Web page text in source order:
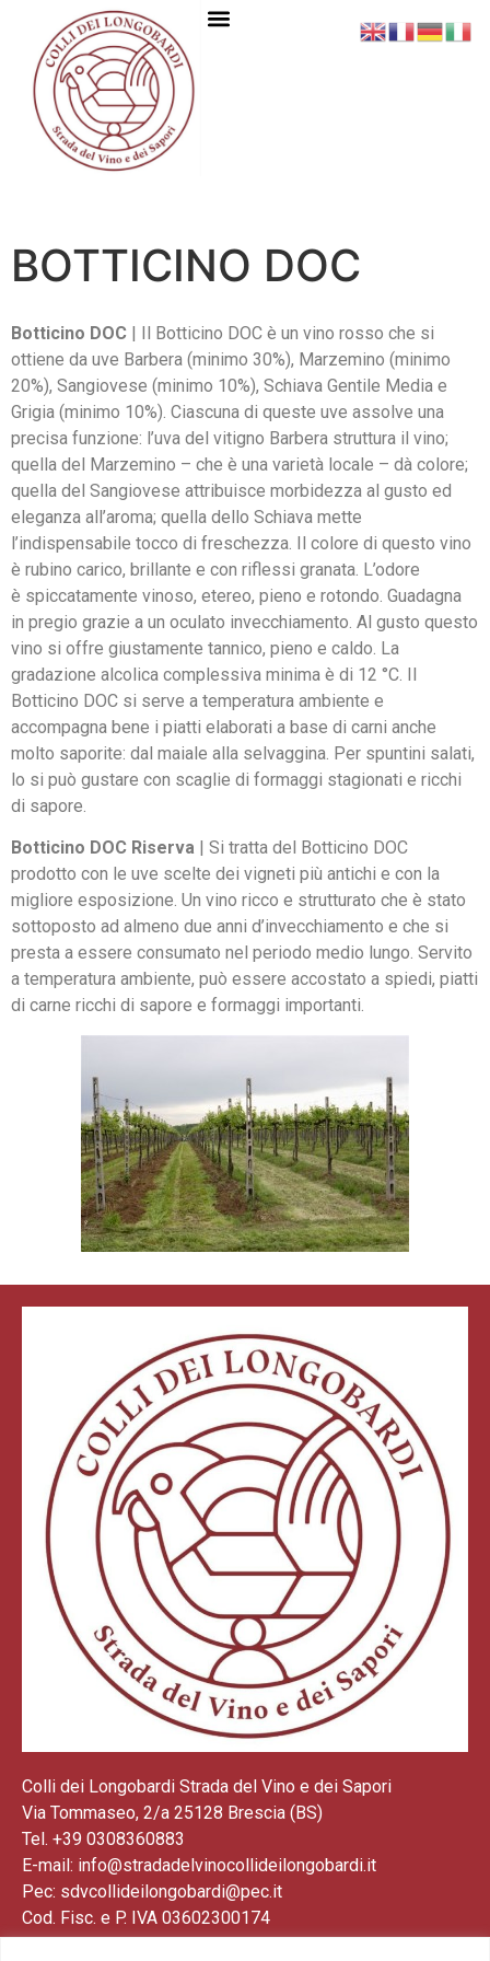
BOTTICINO DOC
Botticino DOC | Il Botticino DOC è un vino rosso che si
ottiene da uve Barbera (minimo 30%), Marzemino (minimo
20%), Sangiovese (minimo 10%), Schiava Gentile Media e
Grigia (minimo 10%). Ciascuna di queste uve assolve una
precisa funzione: l’uva del vitigno Barbera struttura il vino;
quella del Marzemino – che è una varietà locale – dà colore;
quella del Sangiovese attribuisce morbidezza al gusto ed
eleganza all’aroma; quella dello Schiava mette
l’indispensabile tocco di freschezza. Il colore di questo vino
è rubino carico, brillante e con riflessi granata. L’odore
è spiccatamente vinoso, etereo, pieno e rotondo. Guadagna
in pregio grazie a un oculato invecchiamento. Al gusto questo
vino si offre giustamente tannico, pieno e caldo. La
gradazione alcolica complessiva minima è di 12 °C. Il
Botticino DOC si serve a temperatura ambiente e
accompagna bene i piatti elaborati a base di carni anche
molto saporite: dal maiale alla selvaggina. Per spuntini salati,
lo si può gustare con scaglie di formaggi stagionati e ricchi
di sapore.
Botticino DOC Riserva | Si tratta del Botticino DOC
prodotto con le uve scelte dei vigneti più antichi e con la
migliore esposizione. Un vino ricco e strutturato che è stato
sottoposto ad almeno due anni d’invecchiamento e che si
presta a essere consumato nel periodo medio lungo. Servito
a temperatura ambiente, può essere accostato a spiedi, piatti
di carne ricchi di sapore e formaggi importanti.
Colli dei Longobardi Strada del Vino e dei Sapori
Via Tommaseo, 2/a 25128 Brescia (BS)
Tel. +39 0308360883
E-mail: info@stradadelvinocollideilongobardi.it
Pec: sdvcollideilongobardi@pec.it
Cod. Fisc. e P. IVA 03602300174
Codice REA: BS521883